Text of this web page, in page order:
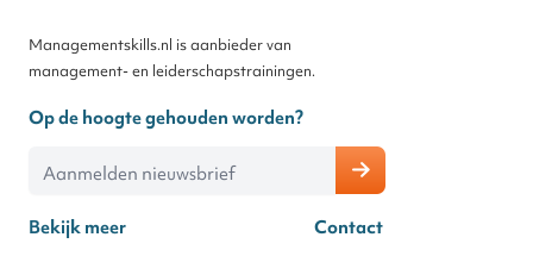
Bekijk meer Contact
Managementskills.nl is aanbieder van
management- en leiderschapstrainingen.
Op de hoogte gehouden worden?